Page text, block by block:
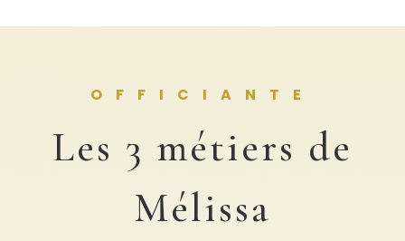
OFFICIANTE
Les 3 métiers de
Mélissa